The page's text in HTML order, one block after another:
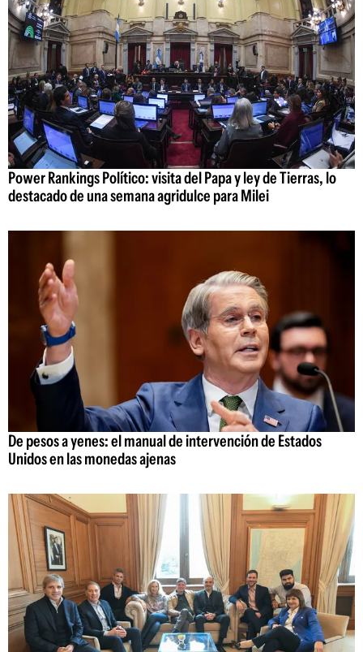
Power Rankings Político: visita del Papa y ley de Tierras, lo
destacado de una semana agridulce para Milei
De pesos a yenes: el manual de intervención de Estados
Unidos en las monedas ajenas